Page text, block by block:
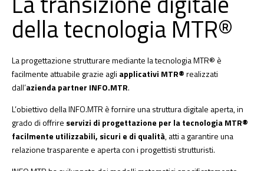
della tecnologia MTR®
La progettazione strutturare mediante la tecnologia MTR® è
facilmente attuabile grazie agli applicativi MTR®realizzati
dall’azienda partner INFO.MTR.
L’obiettivo della INFO.MTR è fornire una struttura digitale aperta, in
grado di offrire servizi di progettazione per la tecnologia MTR®
facilmente utilizzabili, sicuri e di qualità, atti a garantire una
relazione trasparente e aperta con i progettisti strutturisti.